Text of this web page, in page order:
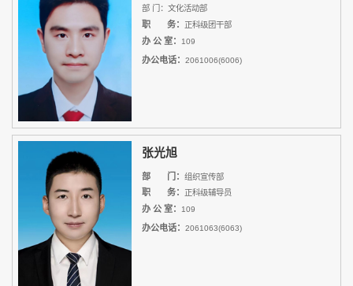
部 门：文化活动部
职 务： 正科级团干部
办 公 室： 109
办公电话：2061006(6006)
张光旭
部 门：组织宣传部
职 务： 正科级辅导员
办 公 室： 109
办公电话：2061063(6063)